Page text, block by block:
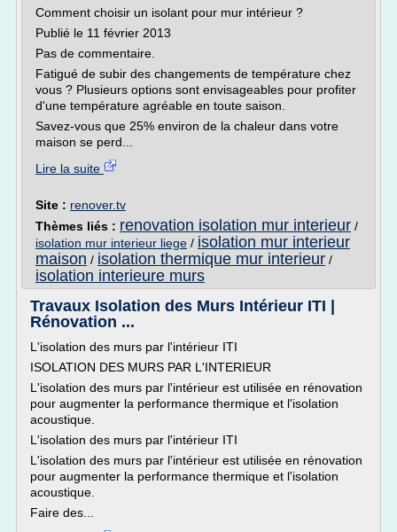
Comment choisir un isolant pour mur intérieur ?
Publié le 11 février 2013
Pas de commentaire.
Fatigué de subir des changements de température chez
vous ? Plusieurs options sont envisageables pour profiter
d'une température agréable en toute saison.
Savez-vous que 25% environ de la chaleur dans votre
maison se perd...
Lire la suite
Site : renover.tv
Thèmes liés : renovation isolation mur interieur /
isolation mur interieur liege / isolation mur interieur
maison / isolation thermique mur interieur /
isolation interieure murs
Travaux Isolation des Murs Intérieur ITI |
Rénovation ...
L'isolation des murs par l'intérieur ITI
ISOLATION DES MURS PAR L'INTERIEUR
L'isolation des murs par l'intérieur est utilisée en rénovation
pour augmenter la performance thermique et l'isolation
acoustique.
L'isolation des murs par l'intérieur ITI
L'isolation des murs par l'intérieur est utilisée en rénovation
pour augmenter la performance thermique et l'isolation
acoustique.
Faire des...